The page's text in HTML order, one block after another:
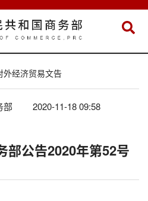
外经济贸易文告
部 2020-11-18 09:58
部公告2020年第52号